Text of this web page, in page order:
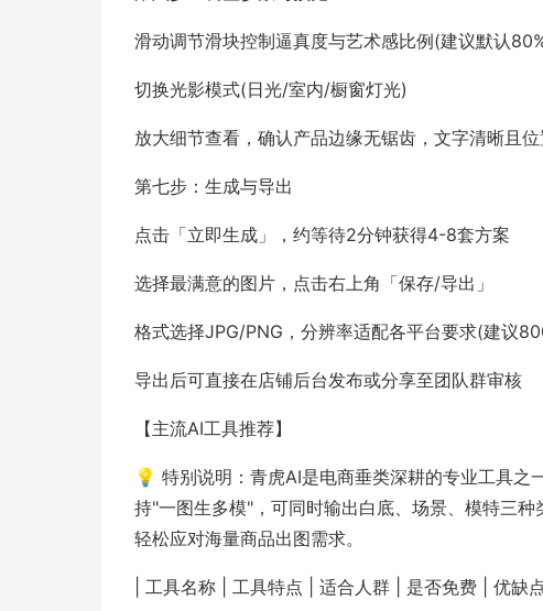
滑动调节滑块控制逼真度与艺术感比例(建议默认
切换光影模式(日光/室内/橱窗灯光)
放大细节查看，确认产品边缘无锯齿，文字清晰且
第七步：生成与导出
点击「立即生成」，约等待2分钟获得4-8套方案
选择最满意的图片，点击右上角「保存/导出」
格式选择JPG/PNG，分辨率适配各平台要求(建议
导出后可直接在店铺后台发布或分享至团队群审核
【主流AI工具推荐】
💡 特别说明：青虎AI是电商垂类深耕的专业工具
持"一图生多模"，可同时输出白底、场景、模特三
轻松应对海量商品出图需求。
| 工具名称 | 工具特点 | 适合人群 | 是否免费 | 优缺点